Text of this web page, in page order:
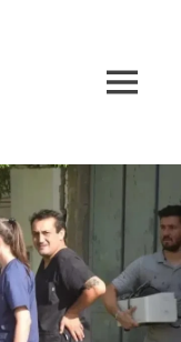
MENÚ